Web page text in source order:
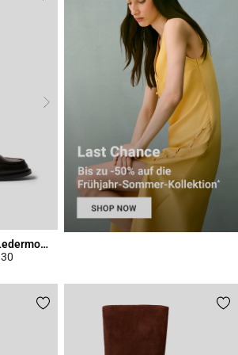
Schokoladenbraune Ledermokassins